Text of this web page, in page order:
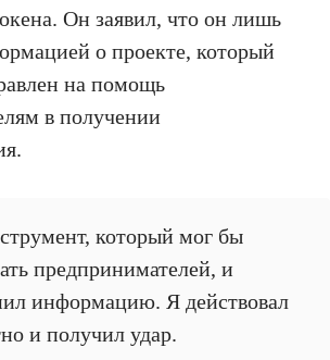
Он заявил, что он лишь
о проекте, который
на помощь
в получении
который мог бы
предпринимателей, и
информацию. Я действовал
и получил удар.